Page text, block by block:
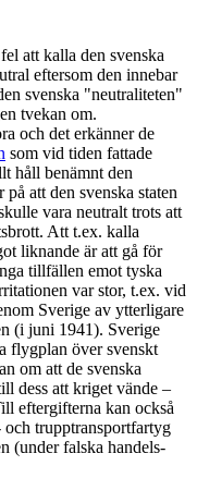
att kalla den svenska
eftersom den innebar
svenska "neutraliteten"
tvekan om.
och det erkänner de
som vid tiden fattade
håll benämnt den
att den svenska staten
vara neutralt trots att
Att t.ex. kalla
liknande är att gå för
tillfällen emot tyska
var stor, t.ex. vid
Sverige av ytterligare
(i juni 1941). Sverige
flygplan över svenskt
om att de svenska
dess att kriget vände –
eftergifterna kan också
trupptransportfartyg
(under falska handels-